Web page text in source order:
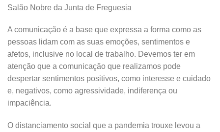
Salão Nobre da Junta de Freguesia
A comunicação é a base que expressa a forma como as
pessoas lidam com as suas emoções, sentimentos e
afetos, inclusive no local de trabalho. Devemos ter em
atenção que a comunicação que realizamos pode
despertar sentimentos positivos, como interesse e cuidado
e, negativos, como agressividade, indiferença ou
impaciência.
O distanciamento social que a pandemia trouxe levou a